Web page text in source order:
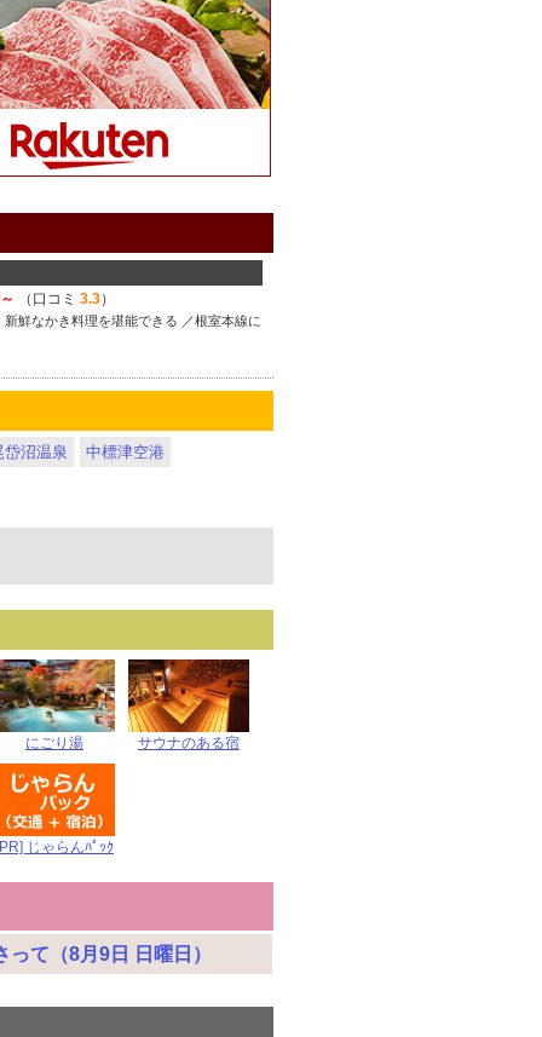
（口コミ 3.3）
鮮なかき料理を堪能できる ／根室本線に
沼温泉
中標津空港
にごり湯 サウナのある宿
じゃらんﾊﾟｯｸ
って（8月9日 日曜日）